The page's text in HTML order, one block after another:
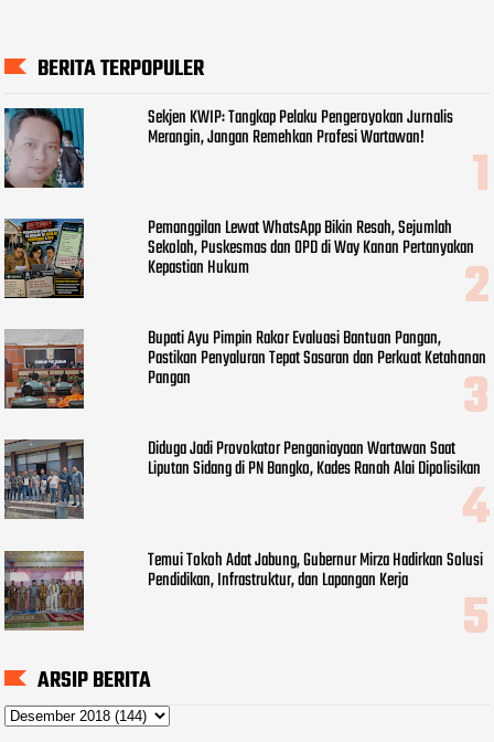
BERITA TERPOPULER
Sekjen KWIP: Tangkap Pelaku Pengeroyokan Jurnalis
Merangin, Jangan Remehkan Profesi Wartawan!
Pemanggilan Lewat WhatsApp Bikin Resah, Sejumlah
Sekolah, Puskesmas dan OPD di Way Kanan Pertanyakan
Kepastian Hukum
Bupati Ayu Pimpin Rakor Evaluasi Bantuan Pangan,
Pastikan Penyaluran Tepat Sasaran dan Perkuat Ketahanan
Pangan
Diduga Jadi Provokator Penganiayaan Wartawan Saat
Liputan Sidang di PN Bangko, Kades Ranah Alai Dipolisikan
Temui Tokoh Adat Jabung, Gubernur Mirza Hadirkan Solusi
Pendidikan, Infrastruktur, dan Lapangan Kerja
ARSIP BERITA